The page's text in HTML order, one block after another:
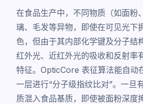
在食品生产中，不同物质（如面粉
璃、毛发等异物，即使在可见光下
色，但由于其内部化学键及分子结
红外光、近红外光的吸收和反射率
特征。OpticCore 表征算法能自动
一层进行“分子级指纹比对”。一旦
质混入食品基质，即使被面粉深度